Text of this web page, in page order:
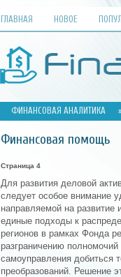
ГЛАВНАЯ НОВОЕ
ФИНАНСОВАЯ АНАЛИТИКА
Финансовая помощь
Страница 4
Для развития деловой
следует особое внимание
направляемой на развитие
единые подходы к
регионов в рамках Фонда
разграничению
самоуправления добиться
преобразований. Решение